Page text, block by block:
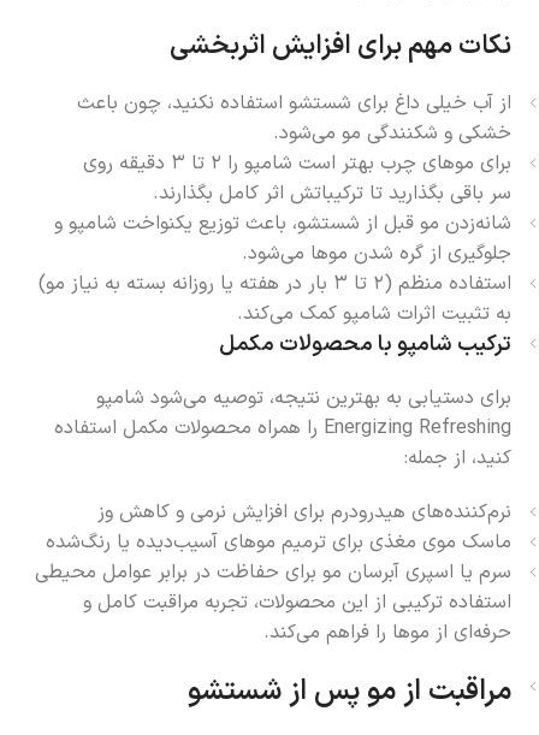
نکات مهم برای افزایش اثربخشی
از آب خیلی داغ برای شستشو استفاده نکنید، چون باعث
خشکی و شکنندگی مو می‌شود.
برای موهای چرب بهتر است شامپو را ۲ تا ۳ دقیقه روی
سر باقی بگذارید تا ترکیباتش اثر کامل بگذارند.
شانه‌زدن مو قبل از شستشو، باعث توزیع یکنواخت شامپو و
جلوگیری از گره شدن موها می‌شود.
استفاده منظم (۲ تا ۳ بار در هفته یا روزانه بسته به نیاز مو)
به تثبیت اثرات شامپو کمک می‌کند.
ترکیب شامپو با محصولات مکمل
برای دستیابی به بهترین نتیجه، توصیه می‌شود شامپو
Energizing Refreshing را همراه محصولات مکمل استفاده
کنید، از جمله:
نرم‌کننده‌های هیدرودرم برای افزایش نرمی و کاهش وز
ماسک موی مغذی برای ترمیم موهای آسیب‌دیده یا رنگ‌شده
سرم یا اسپری آبرسان مو برای حفاظت در برابر عوامل محیطی
استفاده ترکیبی از این محصولات، تجربه مراقبت کامل و
حرفه‌ای از موها را فراهم می‌کند.
مراقبت از مو پس از شستشو